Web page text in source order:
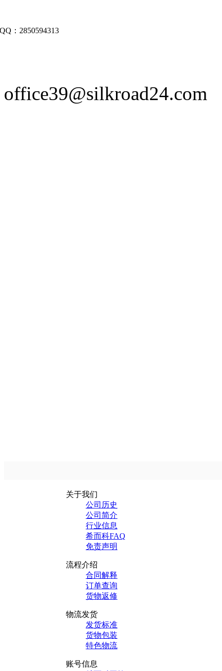
： 2850594313
office39@silkroad24.com
关于我们
公司历史
公司简介
行业信息
希而科FAQ
免责声明
流程介绍
合同解释
订单查询
货物返修
物流发货
发货标准
货物包装
特色物流
账号信息